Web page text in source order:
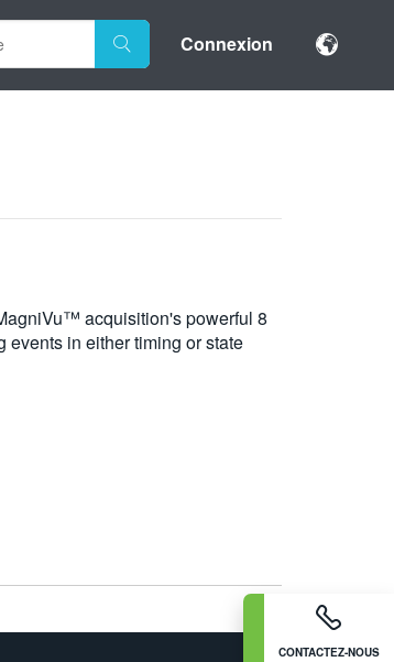
Connexion
CONTACTEZ-NOUS
acquisition's powerful 8
in either timing or state